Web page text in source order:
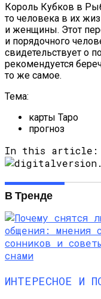
Король Кубков в
то человека в их
и женщины. Этот
и порядочного
свидетельствует о
рекомендуется
то же самое.
Тема:
карты Таро
прогноз
In this article:
В Тренде
ИНТЕРЕСНОЕ И